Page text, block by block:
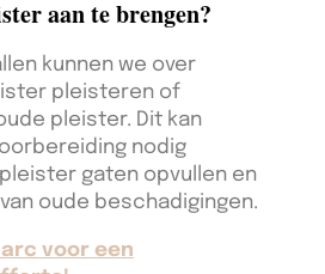
aan te brengen?
kunnen we over
pleisteren of
pleister. Dit kan
nodig
gaten opvullen en
oude beschadigingen.
voor een